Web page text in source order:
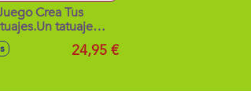
Crea Tus
tatuaje
con un acabado
24,95 €